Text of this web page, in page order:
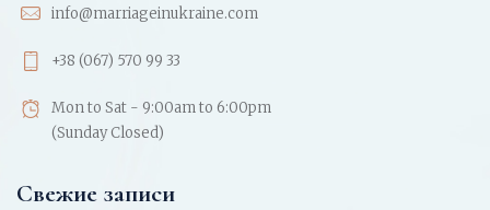
info@marriageinukraine.com
+38 (067) 570 99 33
Mon to Sat - 9:00am to 6:00pm
(Sunday Closed)
Свежие записи